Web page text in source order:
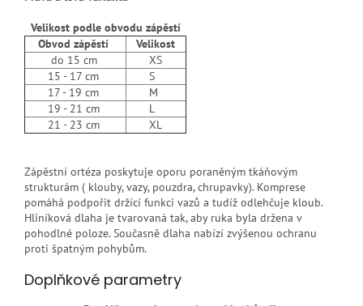
Velikost podle obvodu zápěstí
Obvod zápěstí
Velikost
do 15 cm
XS
15 - 17 cm
S
17 - 19 cm
M
19 - 21 cm
L
21 - 23 cm
XL
Zápěstní ortéza poskytuje oporu poraněným tkáňovým
strukturám ( klouby, vazy, pouzdra, chrupavky). Komprese
pomáhá podpořit držící funkci vazů a tudíž odlehčuje kloub.
Hliníková dlaha je tvarovaná tak, aby ruka byla držena v
pohodlné poloze. Současně dlaha nabízí zvýšenou ochranu
proti špatným pohybům.
Doplňkové parametry